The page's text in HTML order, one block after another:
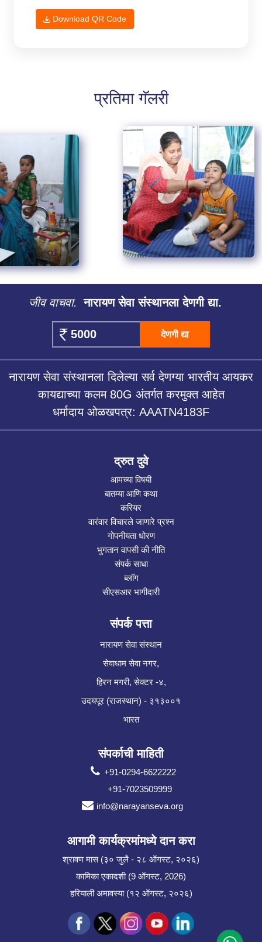
Download QR Code
प्रतिमा गॅलरी
जीव वाचवा. नारायण सेवा संस्थानला देणगी द्या.
देणगी द्या
नारायण सेवा संस्थानला दिलेल्या सर्व देणग्या भारतीय आयकर
कायद्याच्या कलम 80G अंतर्गत करमुक्त आहेत
धर्मादाय ओळखपत्र: AAATN4183F
द्रुत दुवे
आमच्या विषयी
बातम्या आणि कथा
करियर
वारंवार विचारले जाणारे प्रश्न
गोपनीयता धोरण
भुगतान वापसी की नीति
संपर्क साधा
ब्लॉग
सीएसआर भागीदारी
संपर्क पत्ता
नारायण सेवा संस्थान
सेवाधाम सेवा नगर,
हिरन मगरी, सेक्टर -४,
उदयपूर (राजस्थान) - ३१३००१
भारत
संपर्काची माहिती
+91-0294-6622222
+91-7023509999
info@narayanseva.org
आगामी कार्यक्रमांमध्ये दान करा
श्रावण मास (३० जुलै - २८ ऑगस्ट, २०२६)
कामिका एकादशी (9 ऑगस्ट, 2026)
हरियाली अमावस्या (१२ ऑगस्ट, २०२६)